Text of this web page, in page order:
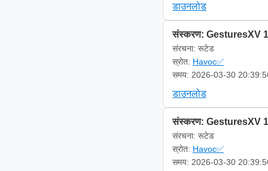
डाउनलोड
संस्करण: GesturesXV
संरचना: रूटेड
स्रोत: Havoc✅
समय: 2026-03-30
डाउनलोड
संस्करण: GesturesXV
संरचना: रूटेड
स्रोत: Havoc✅
समय: 2026-03-30